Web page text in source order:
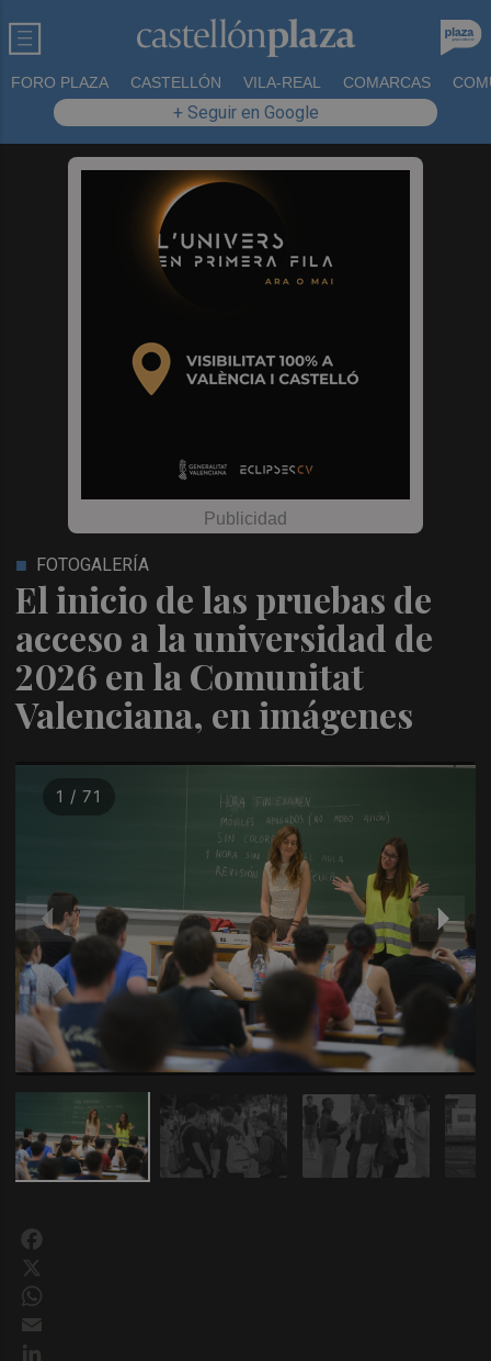
FORO PLAZA CASTELLÓN VILA-REAL COMARCAS
+ Seguir en Google
El inicio de las pruebas de
acceso a la universidad de
2026 en la Comunitat
Valenciana, en imágenes
FOTOGALERÍA
1 / 71